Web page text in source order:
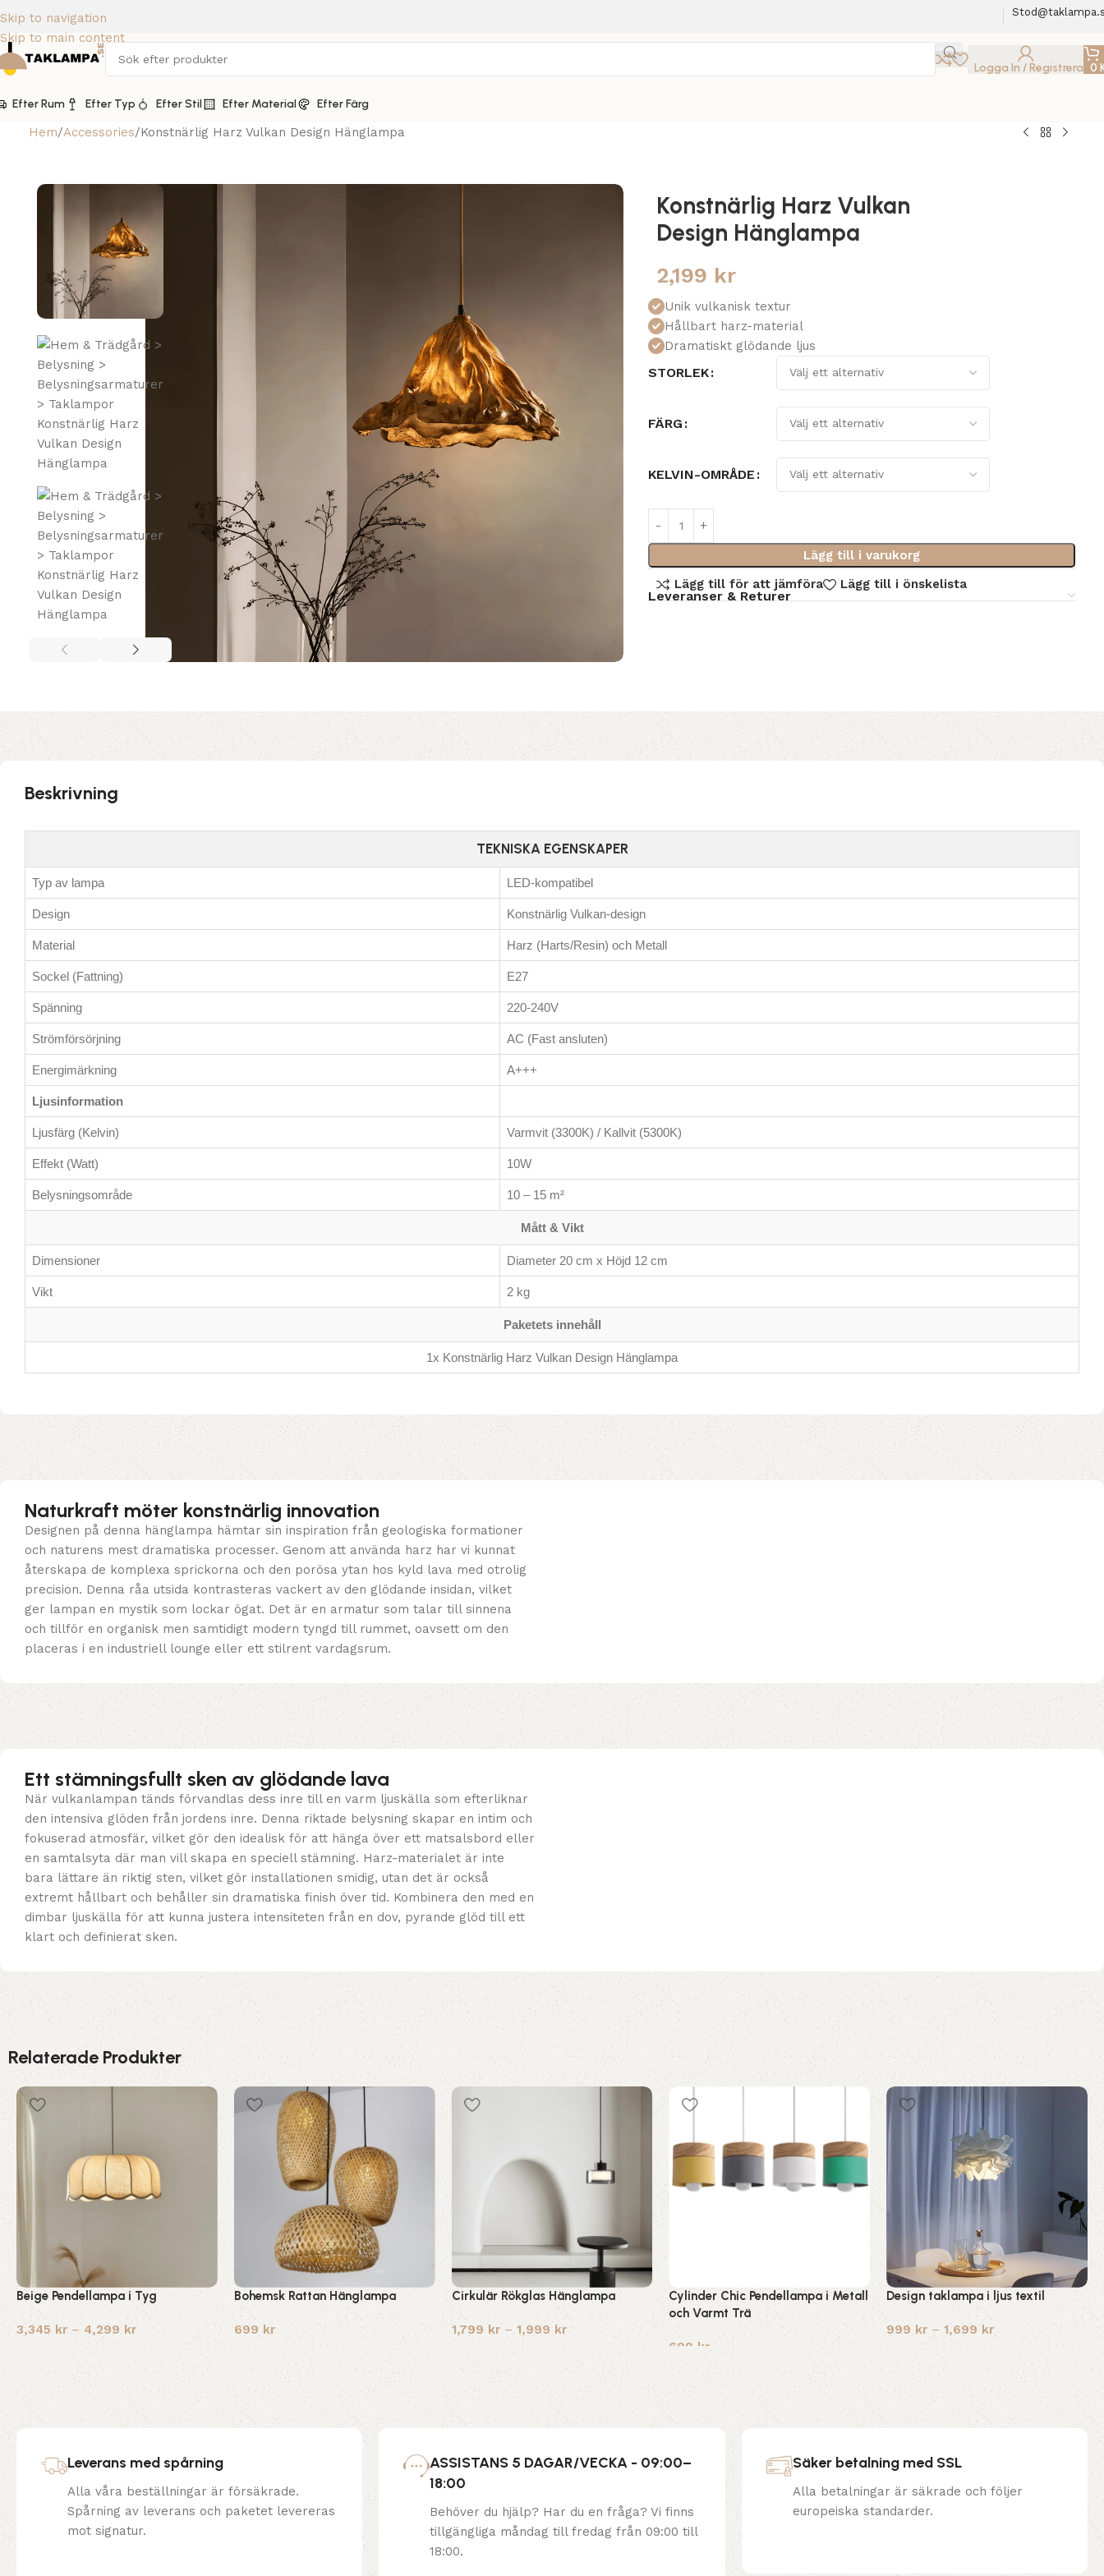
Skip to navigation
Skip to main content
Logga In / Registrera 0
Efter Rum Efter Typ Efter Stil Efter Material Efter Färg
Hem Accessories Konstnärlig Harz Vulkan Design Hänglampa
Konstnärlig Harz Vulkan
Design Hänglampa
2,199 kr
Unik vulkanisk textur
Hållbart harz-material
Dramatiskt glödande ljus
STORLEK
FÄRG
KELVIN-OMRÅDE
Lägg till i varukorg
Lägg till för att jämföra
Lägg till i önskelista
Leveranser & Returer
Beskrivning
TEKNISKA EGENSKAPER
Typ av lampa LED-kompatibel
Design Konstnärlig Vulkan-design
Material Harz (Harts/Resin) och Metall
Sockel (Fattning) E27
Spänning 220-240V
Strömförsörjning AC (Fast ansluten)
Energimärkning A+++
Ljusinformation
Ljusfärg (Kelvin) Varmvit (3300K) / Kallvit (5300K)
Effekt (Watt) 10W
Belysningsområde 10 – 15 m²
Mått & Vikt
Dimensioner Diameter 20 cm x Höjd 12 cm
Vikt 2 kg
Paketets innehåll
1x Konstnärlig Harz Vulkan Design Hänglampa
Naturkraft möter konstnärlig innovation
Designen på denna hänglampa hämtar sin inspiration från geologiska formationer
och naturens mest dramatiska processer. Genom att använda harz har vi kunnat
återskapa de komplexa sprickorna och den porösa ytan hos kyld lava med otrolig
precision. Denna råa utsida kontrasteras vackert av den glödande insidan, vilket
ger lampan en mystik som lockar ögat. Det är en armatur som talar till sinnena
och tillför en organisk men samtidigt modern tyngd till rummet, oavsett om den
placeras i en industriell lounge eller ett stilrent vardagsrum.
Ett stämningsfullt sken av glödande lava
När vulkanlampan tänds förvandlas dess inre till en varm ljuskälla som efterliknar
den intensiva glöden från jordens inre. Denna riktade belysning skapar en intim och
fokuserad atmosfär, vilket gör den idealisk för att hänga över ett matsalsbord eller
en samtalsyta där man vill skapa en speciell stämning. Harz-materialet är inte
bara lättare än riktig sten, vilket gör installationen smidig, utan det är också
extremt hållbart och behåller sin dramatiska finish över tid. Kombinera den med en
dimbar ljuskälla för att kunna justera intensiteten från en dov, pyrande glöd till ett
klart och definierat sken.
Relaterade Produkter
Beige Pendellampa i Tyg
3,345 kr – 4,299 kr
Bohemsk Rattan Hänglampa
699kr
Cirkulär Rökglas Hänglampa
1,799 kr – 1,999kr
Cylinder Chic Pendellampa i Metall
och Varmt Trä
699 kr
Design taklampa i ljus textil
999 kr – 1,699kr
Leverans med spårning
Alla våra beställningar är försäkrade.
Spårning av leverans och paketet levereras
mot signatur.
ASSISTANS 5 DAGAR/VECKA - 09:00–
18:00
Behöver du hjälp? Har du en fråga? Vi finns
tillgängliga måndag till fredag från 09:00 till
18:00.
Säker betalning med SSL
Alla betalningar är säkrade och följer
europeiska standarder.